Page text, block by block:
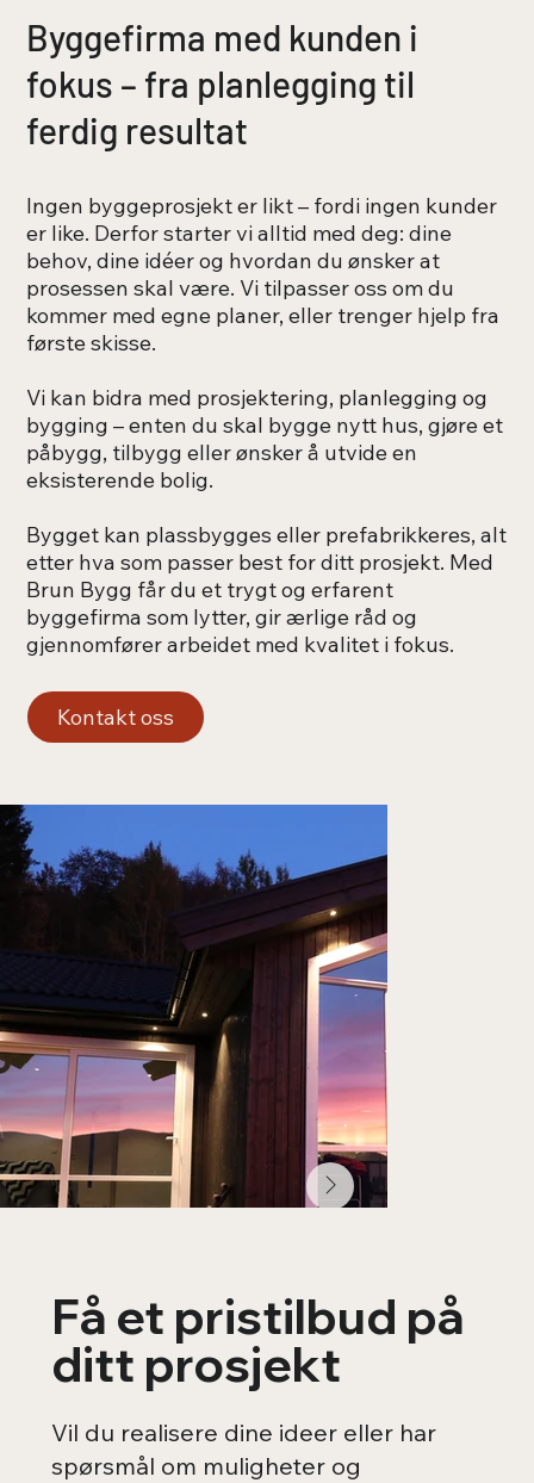
Byggefirma med kunden i
fokus – fra planlegging til
ferdig resultat
Ingen byggeprosjekt er likt – fordi ingen kunder
er like. Derfor starter vi alltid med deg: dine
behov, dine idéer og hvordan du ønsker at
prosessen skal være. Vi tilpasser oss om du
kommer med egne planer, eller trenger hjelp fra
første skisse.
Vi kan bidra med prosjektering, planlegging og
bygging – enten du skal bygge nytt hus, gjøre et
påbygg, tilbygg eller ønsker å utvide en
eksisterende bolig.
Bygget kan plassbygges eller prefabrikkeres, alt
etter hva som passer best for ditt prosjekt. Med
Brun Bygg får du et trygt og erfarent
byggefirma som lytter, gir ærlige råd og
gjennomfører arbeidet med kvalitet i fokus.
Kontakt oss
Få et pristilbud på
ditt prosjekt
Vil du realisere dine ideer eller har
spørsmål om muligheter og